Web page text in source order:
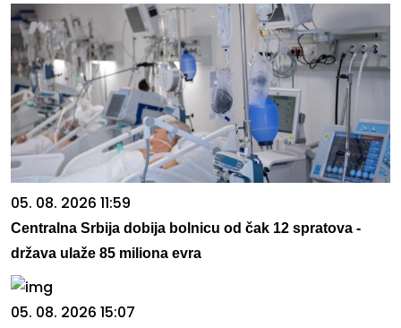
05. 08. 2026 11:59
Centralna Srbija dobija bolnicu od čak 12 spratova -
država ulaže 85 miliona evra
05. 08. 2026 15:07